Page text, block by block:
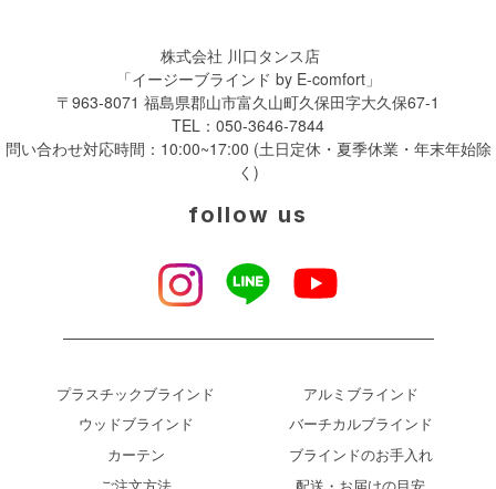
株式会社 川口タンス店
「イージーブラインド by E-comfort」
〒963-8071 福島県郡山市富久山町久保田字大久保67-1
TEL： 050-3646-7844
問い合わせ対応時間：10:00~17:00 (土日定休・夏季休業・年末年始除
く)
follow us
プラスチックブラインド
アルミブラインド
ウッドブラインド
バーチカルブラインド
カーテン
ブラインドのお手入れ